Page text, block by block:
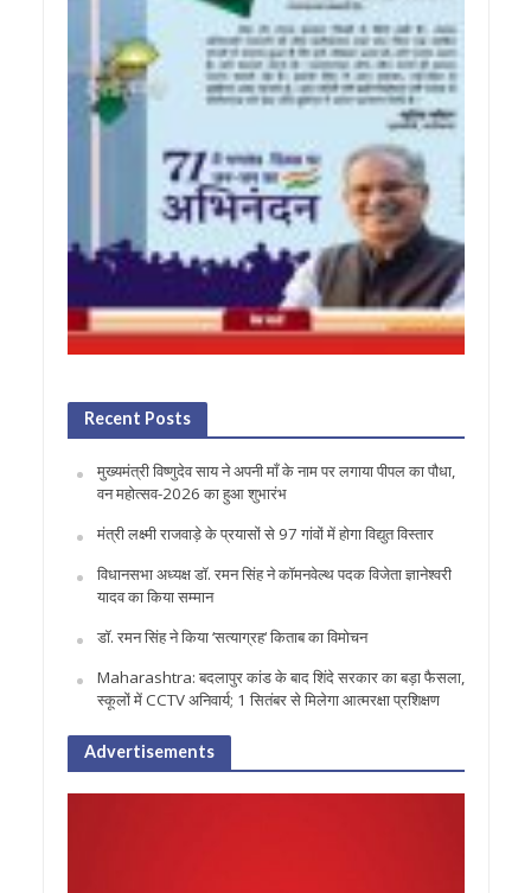
Recent Posts
मुख्यमंत्री विष्णुदेव साय ने अपनी माँ के नाम पर लगाया पीपल का पौधा,
वन महोत्सव-2026 का हुआ शुभारंभ
मंत्री लक्ष्मी राजवाड़े के प्रयासों से 97 गांवों में होगा विद्युत विस्तार
विधानसभा अध्यक्ष डॉ. रमन सिंह ने कॉमनवेल्थ पदक विजेता ज्ञानेश्वरी
यादव का किया सम्मान
डॉ. रमन सिंह ने किया ‘सत्याग्रह‘ किताब का विमोचन
Maharashtra: बदलापुर कांड के बाद शिंदे सरकार का बड़ा फैसला,
स्कूलों में CCTV अनिवार्य; 1 सितंबर से मिलेगा आत्मरक्षा प्रशिक्षण
Advertisements